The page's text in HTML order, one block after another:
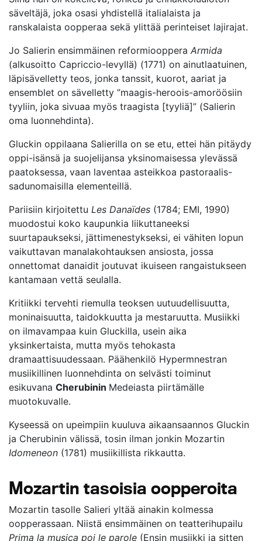
säveltäjä, joka osasi yhdistellä italialaista ja
ranskalaista oopperaa sekä ylittää perinteiset lajirajat.
Jo Salierin ensimmäinen reformiooppera Armida
(alkusoitto Capriccio-levyllä) (1771) on ainutlaatuinen,
läpisävelletty teos, jonka tanssit, kuorot, aariat ja
ensemblet on sävelletty ”maagis-heroois-amoröösiin
tyyliin, joka sivuaa myös traagista [tyyliä]” (Salierin
oma luonnehdinta).
Gluckin oppilaana Salierilla on se etu, ettei hän pitäydy
oppi-isänsä ja suojelijansa yksinomaisessa ylevässä
paatoksessa, vaan laventaa asteikkoa pastoraalis-
sadunomaisilla elementeillä.
Pariisiin kirjoitettu Les Danaïdes (1784; EMI, 1990)
muodostui koko kaupunkia liikuttaneeksi
suurtapaukseksi, jättimenestykseksi, ei vähiten lopun
vaikuttavan manalakohtauksen ansiosta, jossa
onnettomat danaidit joutuvat ikuiseen rangaistukseen
kantamaan vettä seulalla.
Kritiikki tervehti riemulla teoksen uutuudellisuutta,
moninaisuutta, taidokkuutta ja mestaruutta. Musiikki
on ilmavampaa kuin Gluckilla, usein aika
yksinkertaista, mutta myös tehokasta
dramaattisuudessaan. Päähenkilö Hypermnestran
musiikillinen luonnehdinta on selvästi toiminut
esikuvana Cherubinin Medeiasta piirtämälle
muotokuvalle.
Kyseessä on upeimpiin kuuluva aikaansaannos Gluckin
ja Cherubinin välissä, tosin ilman jonkin Mozartin
Idomeneon (1781) musiikillista rikkautta.
Mozartin tasoisia oopperoita
Mozartin tasolle Salieri yltää ainakin kolmessa
oopperassaan. Niistä ensimmäinen on teatterihupailu
Prima la musica poi le parole (Ensin musiikki ja sitten